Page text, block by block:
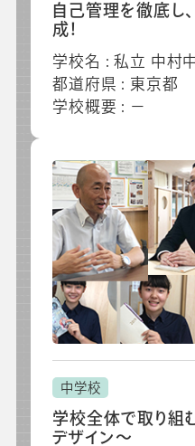
自己管理を徹底し
成！
学校名 : 私立 中村
都道府県 : 東京都
学校概要 : －
中学校
学校全体で取り組
デザイン～